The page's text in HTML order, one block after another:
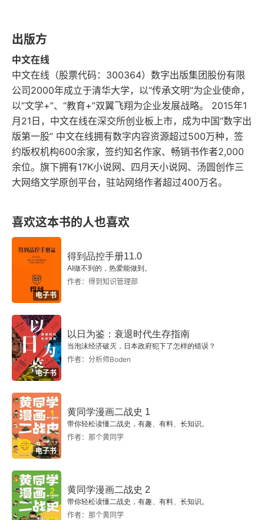
六十二、中原野战军、华东野战军决战淮海
六十三、和平解放北平
六十四、毛泽东亲切会见傅作义
六十五、中共中央和人民解放军总部进驻北平
六十六、1949年初的“国共和谈”
六十七、国民党拒绝《国内和平协定》
中华人民共和国旭日东升
六十九、毛泽东当选中华人民共和国中央人民政府主
席
七十、“中华人民共和国中央人民政府今天成立了”
七十一、中国与苏联首先建立外交关系
出版方
中文在线
中文在线（股票代码：300364）数字出版集团股份有限
公司2000年成立于清华大学，以“传承文明”为企业使命，
以“文学+”、“教育+”双翼飞翔为企业发展战略。 2015年1
月21日，中文在线在深交所创业板上市，成为中国“数字出
版第一股” 中文在线拥有数字内容资源超过500万种，签
约版权机构600余家，签约知名作家、畅销书作者2,000
余位。旗下拥有17K小说网、四月天小说网、汤圆创作三
大网络文学原创平台，驻站网络作者超过400万名。
喜欢这本书的人也喜欢
电子书
得到品控手册11.0
AI做不到的，热爱能做到。
作者：得到知识管理部
电子书
以日为鉴：衰退时代生存指南
当泡沫经济破灭，日本政府犯下了怎样的错误？
作者：分析师Boden
电子书
黄同学漫画二战史 1
带你轻松读懂二战史，有趣、有料、长知识。
作者：那个黄同学
黄同学漫画二战史 2
带你轻松读懂二战史，有趣、有料、长知识。
作者：那个黄同学